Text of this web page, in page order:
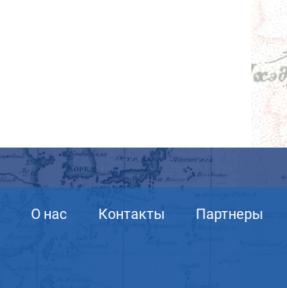
О нас Контакты Партнеры